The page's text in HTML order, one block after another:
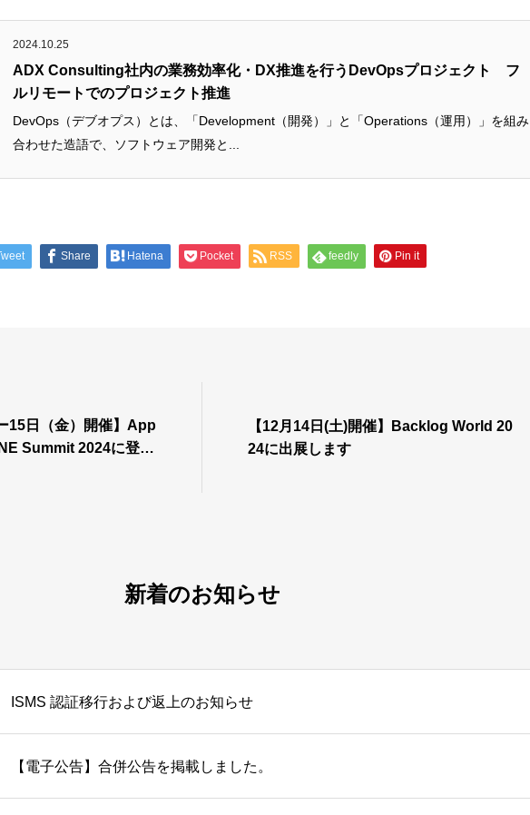
2024.10.25
ADX Consulting社内の業務効率化・DX推進を行うDevOpsプロジェクト フ
ルリモートでのプロジェクト推進
DevOps（デブオプス）とは、「Development（開発）」と「Operations（運用）」を組み
合わせた造語で、ソフトウェア開発と...
Share Hatena Pocket RSS feedly Pin it
15日（金）開催】App
Summit 2024に登壇
【12月14日(土)開催】Backlog World 20
24に出展します
新着のお知らせ
ISMS 認証移行および返上のお知らせ
【電子公告】合併公告を掲載しました。